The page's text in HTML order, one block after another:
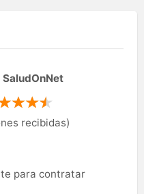
recibidas)
para contratar